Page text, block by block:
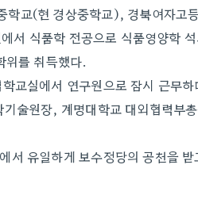
학교(현 경상중학교), 경북여자고
서 식품학 전공으로 식품영양학
위를 취득했다.
교실에서 연구원으로 잠시 근무
술원장, 계명대학교 대외협력부
서 유일하게 보수정당의 공천을